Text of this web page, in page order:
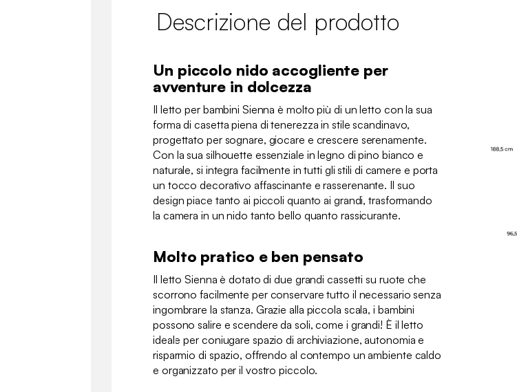
Descrizione del prodotto
Un piccolo nido accogliente per
avventure in dolcezza
Il letto per bambini Sienna è molto più di un letto con la sua
forma di casetta piena di tenerezza in stile scandinavo,
progettato per sognare, giocare e crescere serenamente.
Con la sua silhouette essenziale in legno di pino bianco e
naturale, si integra facilmente in tutti gli stili di camere e porta
un tocco decorativo affascinante e rasserenante. Il suo
design piace tanto ai piccoli quanto ai grandi, trasformando
la camera in un nido tanto bello quanto rassicurante.
Molto pratico e ben pensato
Il letto Sienna è dotato di due grandi cassetti su ruote che
scorrono facilmente per conservare tutto il necessario senza
ingombrare la stanza. Grazie alla piccola scala, i bambini
possono salire e scendere da soli, come i grandi! È il letto
ideale per coniugare spazio di archiviazione, autonomia e
risparmio di spazio, offrendo al contempo un ambiente caldo
e organizzato per il vostro piccolo.